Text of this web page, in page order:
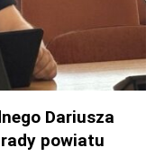
Dariusza
powiatu